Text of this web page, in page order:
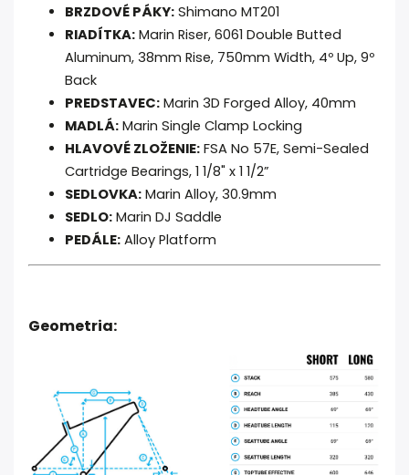
BRZDOVÉ PÁKY: Shimano MT201
RIADÍTKA: Marin Riser, 6061 Double Butted
Aluminum, 38mm Rise, 750mm Width, 4º Up, 9º
Back
PREDSTAVEC: Marin 3D Forged Alloy, 40mm
MADLÁ: Marin Single Clamp Locking
HLAVOVÉ ZLOŽENIE: FSA No 57E, Semi-Sealed
Cartridge Bearings, 1 1/8" x 1 1/2”
SEDLOVKA: Marin Alloy, 30.9mm
SEDLO: Marin DJ Saddle
PEDÁLE: Alloy Platform
Geometria: